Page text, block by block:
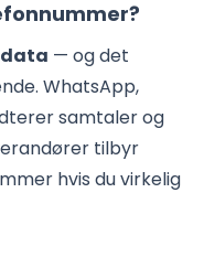
— og det
WhatsApp,
samtaler og
tilbyr
hvis du virkelig